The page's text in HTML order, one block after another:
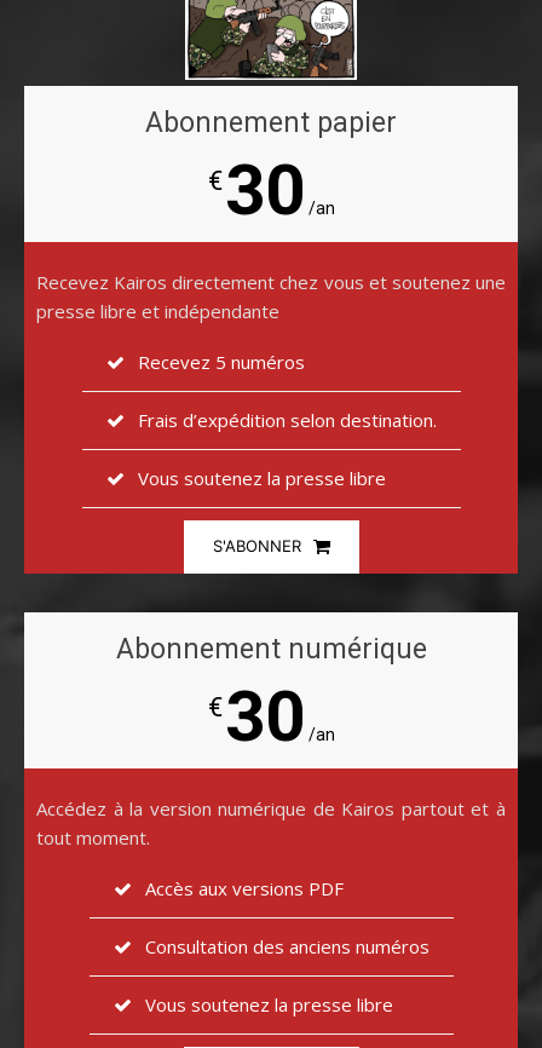
Abonnement papier
€30 /an
Recevez Kairos directement chez vous et soutenez une
presse libre et indépendante
Recevez 5 numéros
Frais d’expédition selon destination.
Vous soutenez la presse libre
S'ABONNER
Abonnement numérique
€30 /an
Accédez à la version numérique de Kairos partout et à
tout moment.
Accès aux versions PDF
Consultation des anciens numéros
Vous soutenez la presse libre